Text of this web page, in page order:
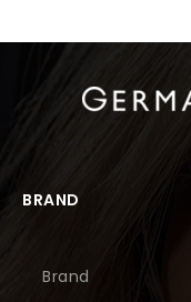
BRAND
Brand